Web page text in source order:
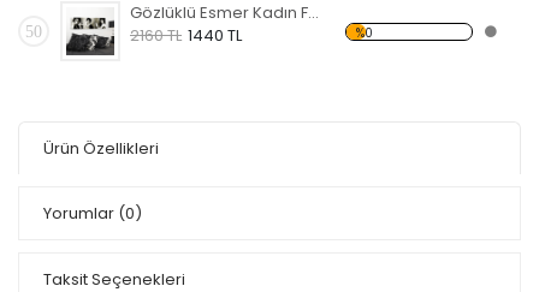
50
Gözlüklü Esmer Kadın Forex Tablo
2160 TL 1440 TL %0
Ürün Özellikleri
Yorumlar (0)
Taksit Seçenekleri